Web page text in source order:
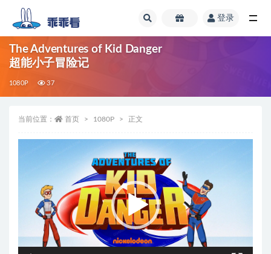
登录
The Adventures of Kid Danger
超能小子冒险记
1080P 37
当前位置： 首页 1080P 正文